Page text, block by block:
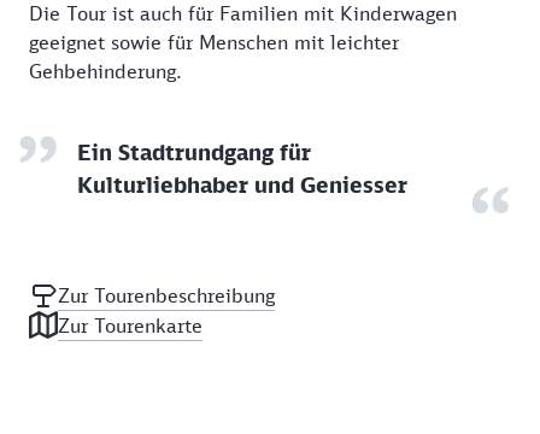
Die Tour ist auch für Familien mit Kinderwagen
geeignet sowie für Menschen mit leichter
Gehbehinderung.
Ein Stadtrundgang für
Kulturliebhaber und Geniesser
Zur Tourenbeschreibung
Zur Tourenkarte